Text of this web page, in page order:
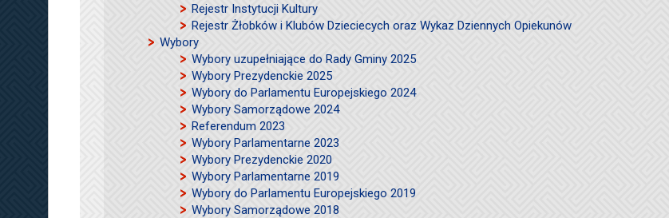
Rejestr Instytucji Kultury
Rejestr Żłobków i Klubów Dzieciecych oraz Wykaz Dziennych Opiekunów
Wybory
Wybory uzupełniające do Rady Gminy 2025
Wybory Prezydenckie 2025
Wybory do Parlamentu Europejskiego 2024
Wybory Samorządowe 2024
Referendum 2023
Wybory Parlamentarne 2023
Wybory Prezydenckie 2020
Wybory Parlamentarne 2019
Wybory do Parlamentu Europejskiego 2019
Wybory Samorządowe 2018